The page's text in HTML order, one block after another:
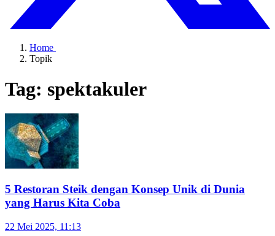
Home
Topik
Tag: spektakuler
5 Restoran Steik dengan Konsep Unik di Dunia
yang Harus Kita Coba
22 Mei 2025, 11:13